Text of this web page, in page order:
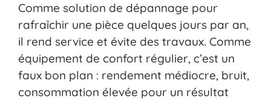
Comme solution de dépannage pour
rafraîchir une pièce quelques jours par an,
il rend service et évite des travaux. Comme
équipement de confort régulier, c’est un
faux bon plan : rendement médiocre, bruit,
consommation élevée pour un résultat